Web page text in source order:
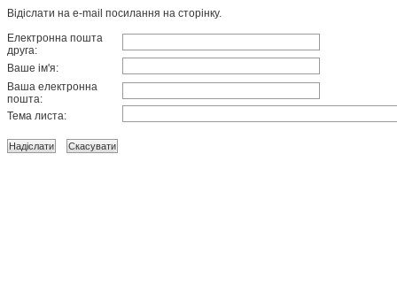
Відіслати на e-mail посилання на сторінку.
Електронна пошта
друга:
Ваше ім'я:
Ваша електронна
пошта:
Тема листа: